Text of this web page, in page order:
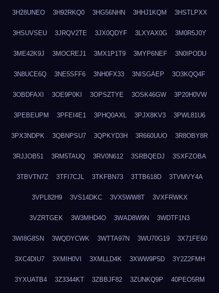
3H28UNEO 3H92RKQ0 3HG56NHN 3HHJ1KQM 3HSTLPXX
3HSUVSEU 3JRQV2TE 3JX0QDYF 3LXYAX0G 3M0R5J0Y
3ME42K9J 3MOCREJ1 3MX1P1T9 3MYP6NEF 3N0IPODU
3N8UCE6Q 3NE5SFF6 3NH0FX33 3NISGAEP 3O3KQQ4F
3OBDFAXI 3OE9P0KI 3OPSZTYE 3OSK46GW 3P20H0VW
3PEBEUPM 3PFEI4E1 3PHQ0AXL 3PJX8KV3 3PWL81U6
3PX3NDPK 3QBNPSU7 3QPKYD3H 3R660UUO 3R8OBY8R
3RJJOB51 3RM5TAUQ 3RV0N612 3SRBQEDJ 3SXFZOBA
3TBVTN7Z 3TFI7CJL 3TKFBN73 3TTB618D 3TVMVY4A
3VPL82H9 3VS14DKC 3VX5WW8T 3VXFRWKX
3VZRTGEK 3W3MHD4O 3WAD8W9N 3WDTF1N3
3WI8G8SN 3WQDYCWK 3WTTA97N 3WU70G19 3X71FE60
3XC4DIU7 3XMIH0VI 3XMLLD4K 3XWW9P5D 3Y2Z2FMH
3YXUATB4 3Z3344KT 3ZBBJF82 3ZUNKQ9P 40PEO5RM